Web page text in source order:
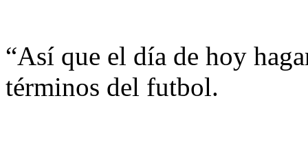
“Así que el día de hoy
términos del futbol.